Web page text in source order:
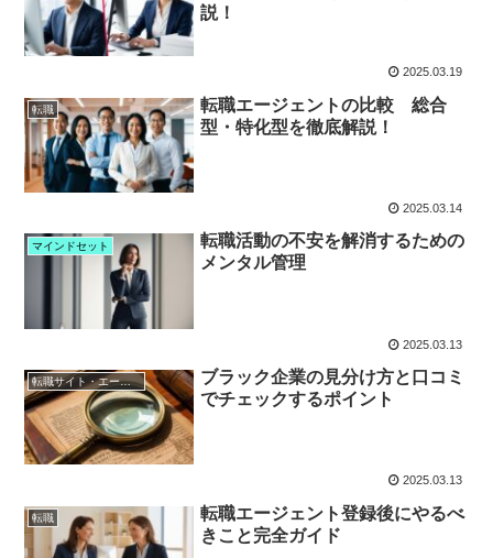
説！
2025.03.19
転職
転職エージェントの比較 総合
型・特化型を徹底解説！
2025.03.14
マインドセット
転職活動の不安を解消するための
メンタル管理
2025.03.13
転職サイト・エージェント
ブラック企業の見分け方と口コミ
でチェックするポイント
2025.03.13
転職
転職エージェント登録後にやるべ
きこと完全ガイド